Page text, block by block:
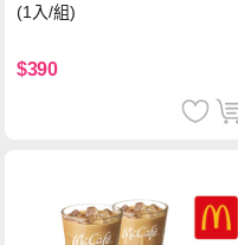
(1入/組)
$390